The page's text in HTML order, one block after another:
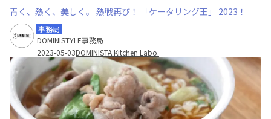
青く、熱く、美しく。 熱戦再び！ 「ケータリング王」 2023！
事務局
DOMINISTYLE事務局
2023-05-03DOMINISTA Kitchen Labo.